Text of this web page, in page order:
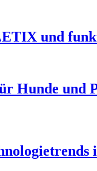
und
Hunde und